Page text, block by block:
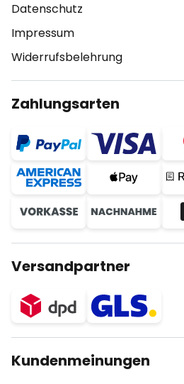
Datenschutz
Impressum
Widerrufsbelehrung
Zahlungsarten
Versandpartner
Kundenmeinungen